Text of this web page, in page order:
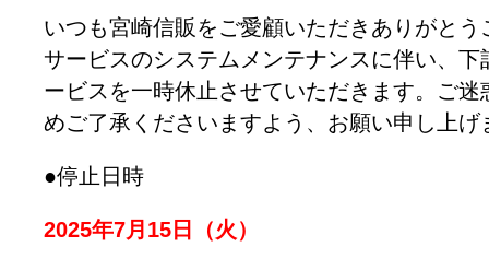
いつも宮崎信販をご愛顧いただきありがと
サービスのシステムメンテナンスに伴い、
ービスを一時休止させていただきます。ご
めご了承くださいますよう、お願い申し上げ
●停止日時
2025年7月15日（火）